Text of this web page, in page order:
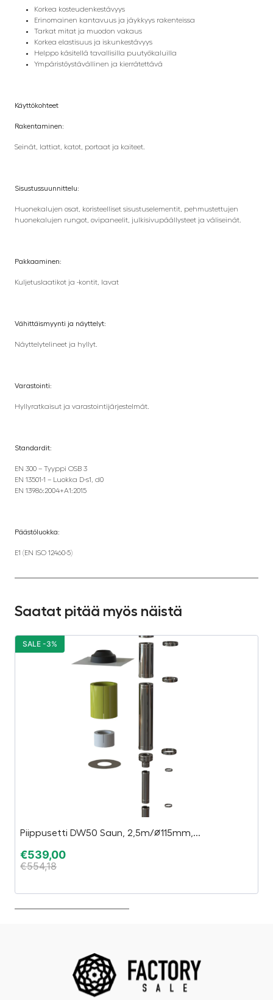
Korkea kosteudenkestävyys
Erinomainen kantavuus ja jäykkyys rakenteissa
Tarkat mitat ja muodon vakaus
Korkea elastisuus ja iskunkestävyys
Helppo käsitellä tavallisilla puutyökaluilla
Ympäristöystävällinen ja kierrätettävä
Käyttökohteet
Rakentaminen:
Seinät, lattiat, katot, portaat ja kaiteet.
Sisustussuunnittelu:
Huonekalujen osat, koristeelliset sisustuselementit, pehmustettujen
huonekalujen rungot, ovipaneelit, julkisivupäällysteet ja väliseinät.
Pakkaaminen:
Kuljetuslaatikot ja -kontit, lavat
Vähittäismyynti ja näyttelyt:
Näyttelytelineet ja hyllyt.
Varastointi:
Hyllyratkaisut ja varastointijärjestelmät.
Standardit:
EN 300 – Tyyppi OSB 3
EN 13501-1 – Luokka D-s1, d0
EN 13986:2004+A1:2015
Päästöluokka:
E1 (EN ISO 12460-5)
Saatat pitää myös näistä
Piippusetti DW50 Saun, 2,5m/∅115mm,...
€539,00
€554,18
SALE -3%